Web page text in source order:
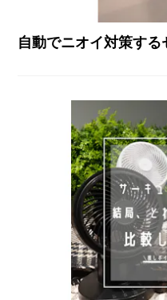
自動でニオイ対策す